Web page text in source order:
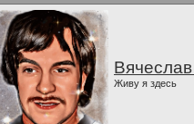
Живу я здесь